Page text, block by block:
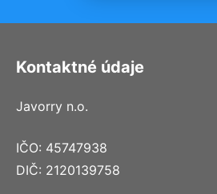
Kontaktné údaje
Javorry n.o.
IČO: 45747938
DIČ: 2120139758